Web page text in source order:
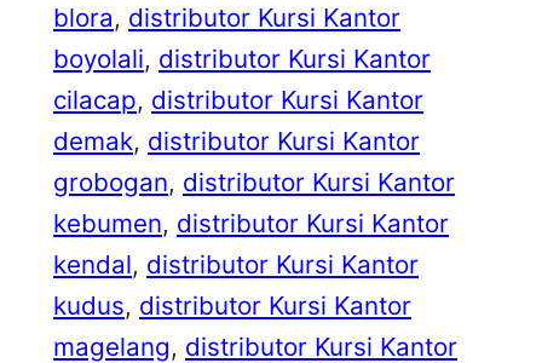
blora, distributor Kursi Kantor
boyolali, distributor Kursi Kantor
cilacap, distributor Kursi Kantor
demak, distributor Kursi Kantor
grobogan, distributor Kursi Kantor
kebumen, distributor Kursi Kantor
kendal, distributor Kursi Kantor
kudus, distributor Kursi Kantor
magelang, distributor Kursi Kantor